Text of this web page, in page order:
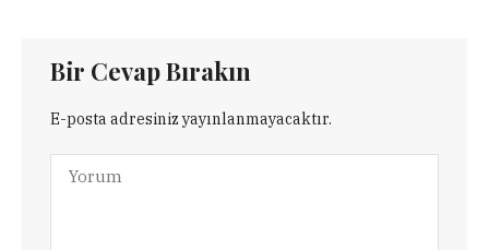
Bir Cevap Bırakın
E-posta adresiniz yayınlanmayacaktır.